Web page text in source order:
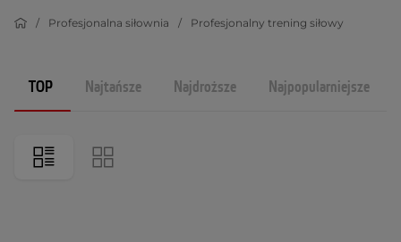
Profesjonalna siłownia Profesjonalny trening siłowy
TOP Najtańsze Najdroższe Najpopularniejsze